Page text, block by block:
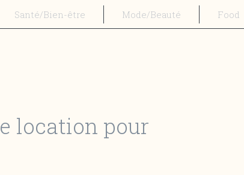
Santé/Bien-être Mode/Beauté Food
location pour